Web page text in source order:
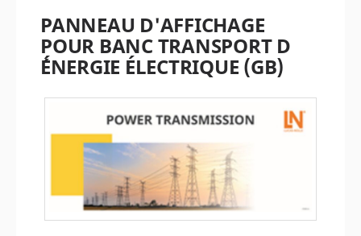
PANNEAU D'AFFICHAGE
POUR BANC TRANSPORT D
´ÉNERGIE ÉLECTRIQUE (GB)